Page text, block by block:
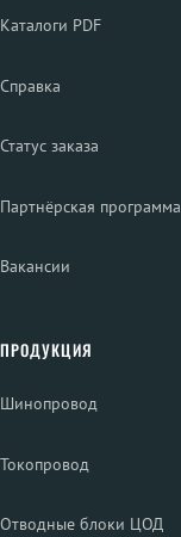
Каталоги PDF
Справка
Статус заказа
Партнёрская программа
Вакансии
ПРОДУКЦИЯ
Шинопровод
Токопровод
Отводные блоки ЦОД